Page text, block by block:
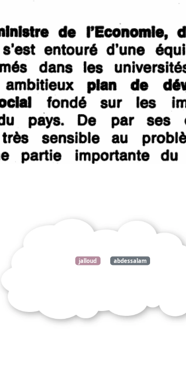
Télécharger
gratuitement ce
jalloud abdessalam